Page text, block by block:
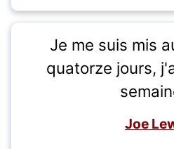
Je me suis mis
quatorze jours,
Joe